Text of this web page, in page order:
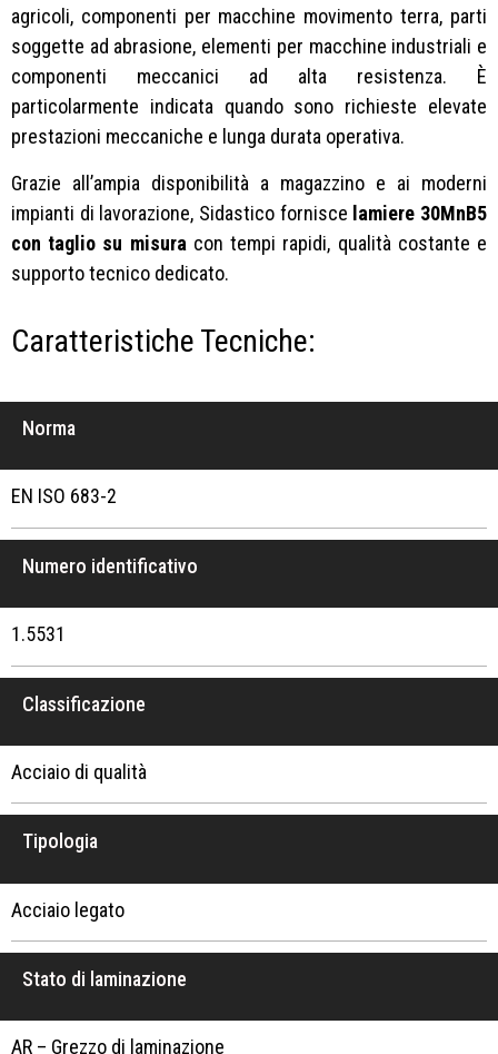
agricoli, componenti per macchine movimento terra, parti
soggette ad abrasione, elementi per macchine industriali e
componenti meccanici ad alta resistenza. È
particolarmente indicata quando sono richieste elevate
prestazioni meccaniche e lunga durata operativa.
Grazie all’ampia disponibilità a magazzino e ai moderni
impianti di lavorazione, Sidastico fornisce lamiere 30MnB5
con taglio su misura con tempi rapidi, qualità costante e
supporto tecnico dedicato.
Caratteristiche Tecniche:
Norma
EN ISO 683-2
Numero identificativo
1.5531
Classificazione
Acciaio di qualità
Tipologia
Acciaio legato
Stato di laminazione
AR – Grezzo di laminazione